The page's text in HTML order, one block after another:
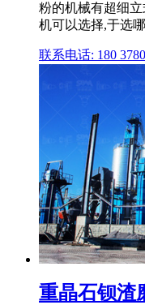
粉的机械有超细
机可以选择,于选
联系电话: 180
重晶石钡渣